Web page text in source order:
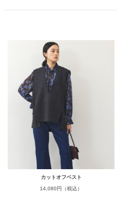
カットオフベスト
14,080円（税込）